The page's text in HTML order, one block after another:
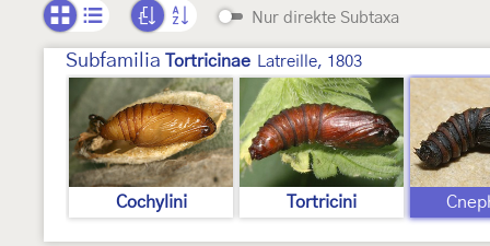
Nur direkte Subtaxa
Subfamilia Tortricinae Latreille, 1803
Cochylini Tortricini